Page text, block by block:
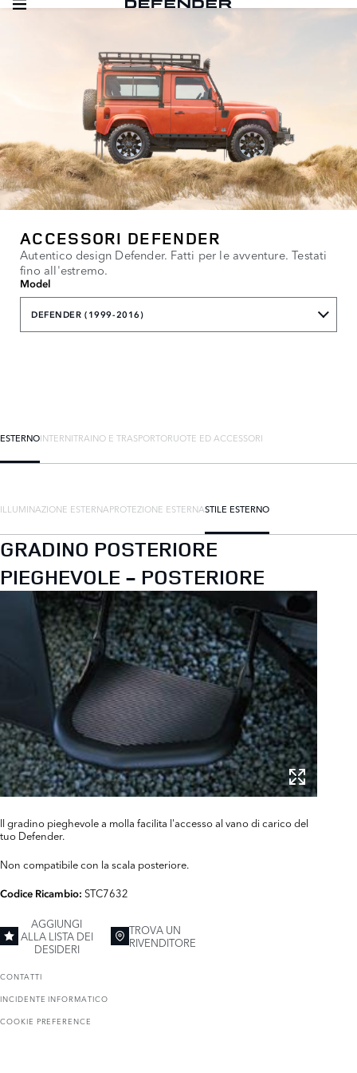
ACCESSORI DEFENDER
Autentico design Defender. Fatti per le avventure. Testati
fino all'estremo.
Model
DEFENDER (1999-2016)
ESTERNOINTERNITRAINO E TRASPORTORUOTE ED ACCESSORI
ILLUMINAZIONE ESTERNAPROTEZIONE ESTERNASTILE ESTERNO
GRADINO POSTERIORE
PIEGHEVOLE - POSTERIORE
Il gradino pieghevole a molla facilita l'accesso al vano di carico del
tuo Defender.
Non compatibile con la scala posteriore.
Codice Ricambio: STC7632
AGGIUNGI
ALLA LISTA DEI
DESIDERI
TROVA UN
RIVENDITORE
CONTATTI
INCIDENTE INFORMATICO
COOKIE PREFERENCE